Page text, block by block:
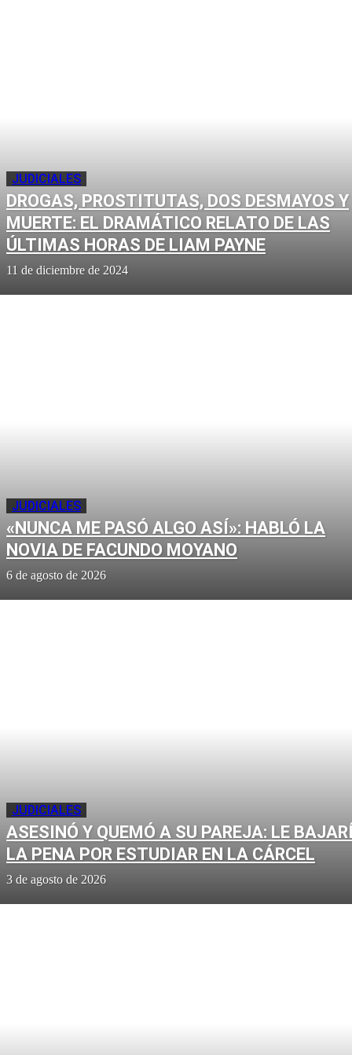
JUDICIALES
DROGAS, PROSTITUTAS, DOS DESMAYOS Y
MUERTE: EL DRAMÁTICO RELATO DE LAS
ÚLTIMAS HORAS DE LIAM PAYNE
11 de diciembre de 2024
JUDICIALES
«NUNCA ME PASÓ ALGO ASÍ»: HABLÓ LA
NOVIA DE FACUNDO MOYANO
6 de agosto de 2026
JUDICIALES
ASESINÓ Y QUEMÓ A SU PAREJA: LE
LA PENA POR ESTUDIAR EN LA CÁRCEL
3 de agosto de 2026